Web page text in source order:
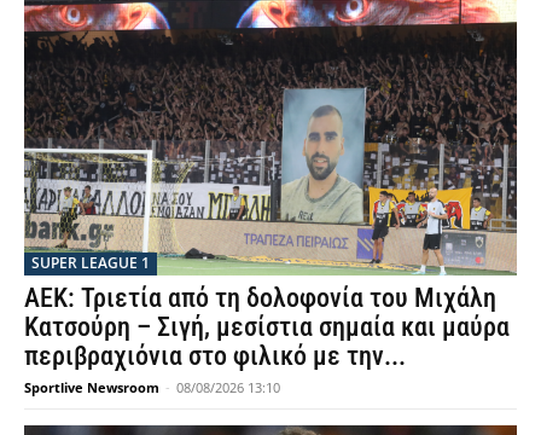
SUPER LEAGUE 1
ΑΕΚ: Τριετία από τη δολοφονία του Μιχάλη
Κατσούρη – Σιγή, μεσίστια σημαία και μαύρα
περιβραχιόνια στο φιλικό με την...
Sportlive Newsroom - 08/08/2026 13:10